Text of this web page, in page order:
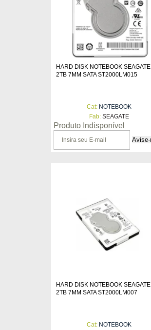
HARD DISK NOTEBOOK SEAGATE
2TB 7MM SATA ST2000LM015
Cat: NOTEBOOK
Fab: SEAGATE
Produto Indisponível
HARD DISK NOTEBOOK SEAGATE
2TB 7MM SATA ST2000LM007
Cat: NOTEBOOK